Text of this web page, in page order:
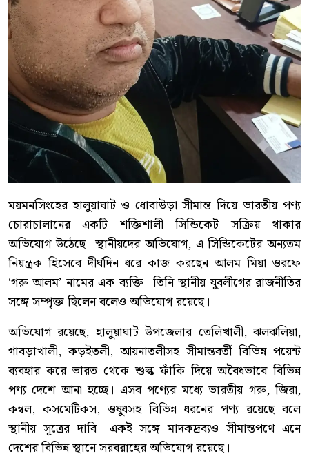
ময়মনসিংহের হালুয়াঘাট ও ধোবাউড়া সীমান্ত দিয়ে ভারতীয় পণ্য
চোরাচালানের একটি শক্তিশালী সিন্ডিকেট সক্রিয় থাকার
অভিযোগ উঠেছে। স্থানীয়দের অভিযোগ, এ সিন্ডিকেটের অন্যতম
নিয়ন্ত্রক হিসেবে দীর্ঘদিন ধরে কাজ করছেন আলম মিয়া ওরফে
‘গরু আলম’ নামের এক ব্যক্তি। তিনি স্থানীয় যুবলীগের রাজনীতির
সঙ্গে সম্পৃক্ত ছিলেন বলেও অভিযোগ রয়েছে।
অভিযোগ রয়েছে, হালুয়াঘাট উপজেলার তেলিখালী, ঝলঝলিয়া,
গাবড়াখালী, কড়ইতলী, আয়নাতলীসহ সীমান্তবর্তী বিভিন্ন পয়েন্ট
ব্যবহার করে ভারত থেকে শুল্ক ফাঁকি দিয়ে অবৈধভাবে বিভিন্ন
পণ্য দেশে আনা হচ্ছে। এসব পণ্যের মধ্যে ভারতীয় গরু, জিরা,
কম্বল, কসমেটিকস, ওষুধসহ বিভিন্ন ধরনের পণ্য রয়েছে বলে
স্থানীয় সূত্রের দাবি। একই সঙ্গে মাদকদ্রব্যও সীমান্তপথে এনে
দেশের বিভিন্ন স্থানে সরবরাহের অভিযোগ রয়েছে।